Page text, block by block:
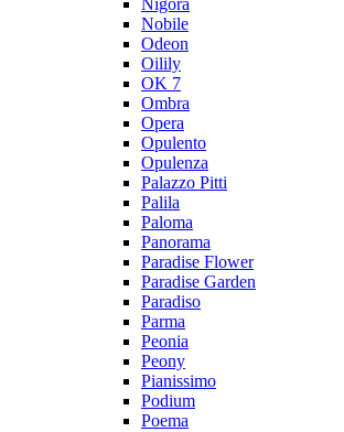
Nigora
Nobile
Odeon
Oilily
OK 7
Ombra
Opera
Opulento
Opulenza
Palazzo Pitti
Palila
Paloma
Panorama
Paradise Flower
Paradise Garden
Paradiso
Parma
Peonia
Peony
Pianissimo
Podium
Poema